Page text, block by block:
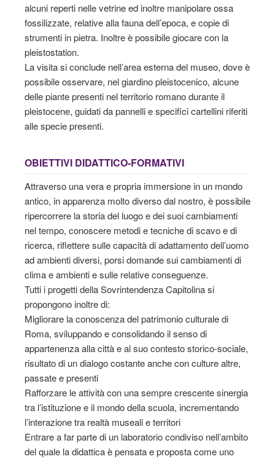
alcuni reperti nelle vetrine ed inoltre manipolare ossa
fossilizzate, relative alla fauna dell’epoca, e copie di
strumenti in pietra. Inoltre è possibile giocare con la
pleistostation.
La visita si conclude nell’area esterna del museo, dove è
possibile osservare, nel giardino pleistocenico, alcune
delle piante presenti nel territorio romano durante il
pleistocene, guidati da pannelli e specifici cartellini riferiti
alle specie presenti.
OBIETTIVI DIDATTICO-FORMATIVI
Attraverso una vera e propria immersione in un mondo
antico, in apparenza molto diverso dal nostro, è possibile
ripercorrere la storia del luogo e dei suoi cambiamenti
nel tempo, conoscere metodi e tecniche di scavo e di
ricerca, riflettere sulle capacità di adattamento dell’uomo
ad ambienti diversi, porsi domande sui cambiamenti di
clima e ambienti e sulle relative conseguenze.
Tutti i progetti della Sovrintendenza Capitolina si
propongono inoltre di:
Migliorare la conoscenza del patrimonio culturale di
Roma, sviluppando e consolidando il senso di
appartenenza alla città e al suo contesto storico-sociale,
risultato di un dialogo costante anche con culture altre,
passate e presenti
Rafforzare le attività con una sempre crescente sinergia
tra l’istituzione e il mondo della scuola, incrementando
l’interazione tra realtà museali e territori
Entrare a far parte di un laboratorio condiviso nell’ambito
del quale la didattica è pensata e proposta come uno